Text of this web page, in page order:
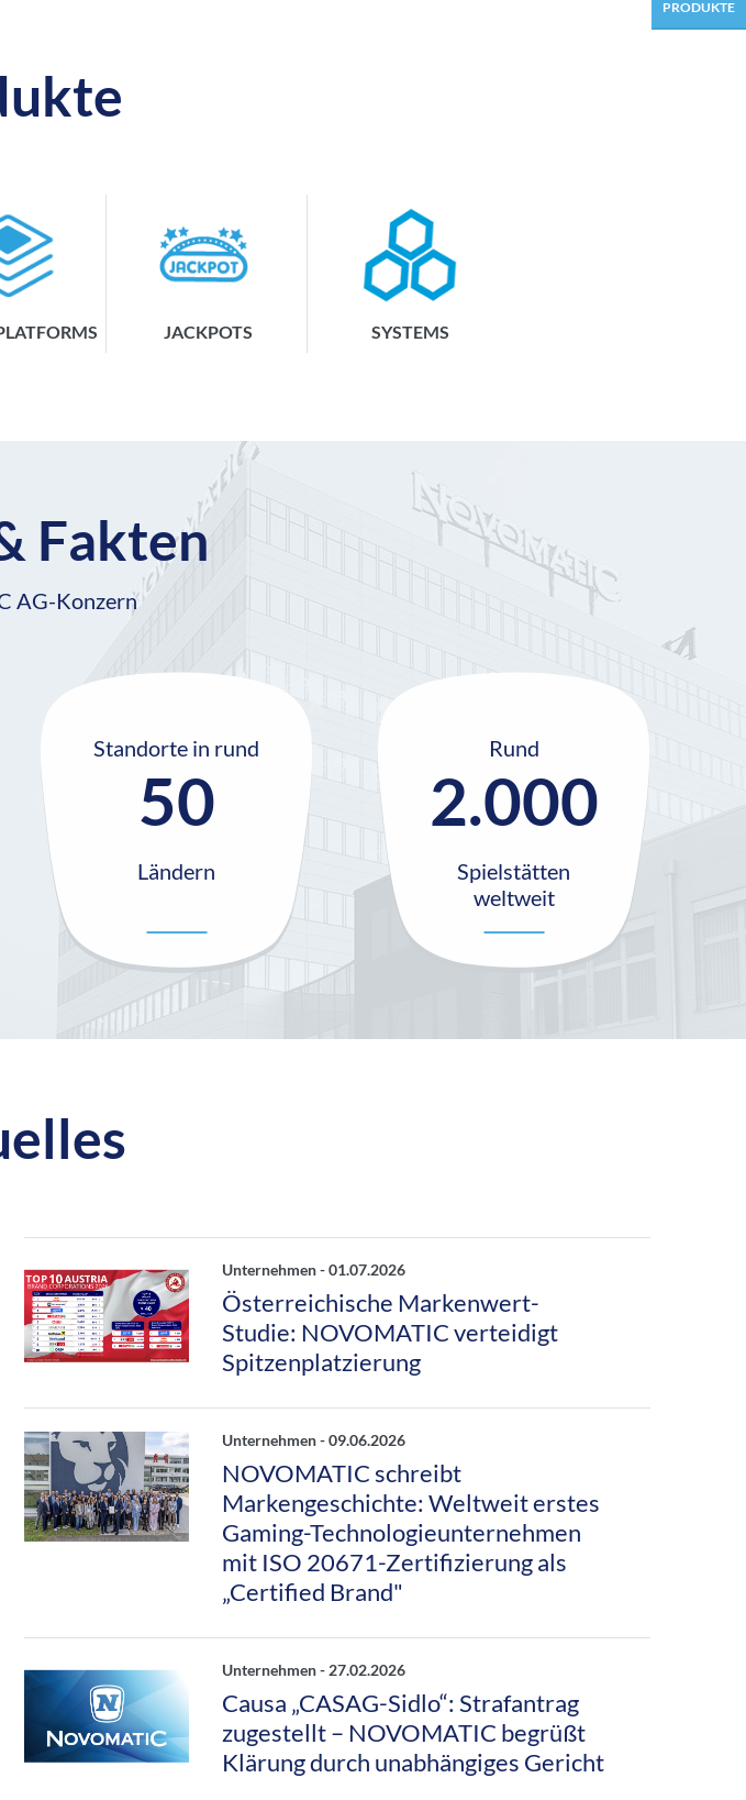
JACKPOTS SYSTEMS
Fakten
AG-Konzern
Standorte in rund
50
Ländern
Rund
2.000
Spielstätten
weltweit
Unternehmen -01.07.2026
Österreichische Markenwert-
Studie: NOVOMATIC verteidigt
Spitzenplatzierung
Unternehmen -09.06.2026
NOVOMATIC schreibt
Markengeschichte: Weltweit erstes
Gaming-Technologieunternehmen
mit ISO 20671-Zertifizierung als
„Certified Brand"
Unternehmen - 27.02.2026
Causa „CASAG-Sidlo“: Strafantrag
zugestellt – NOVOMATIC begrüßt
Klärung durch unabhängiges Gericht
PRODUKTE